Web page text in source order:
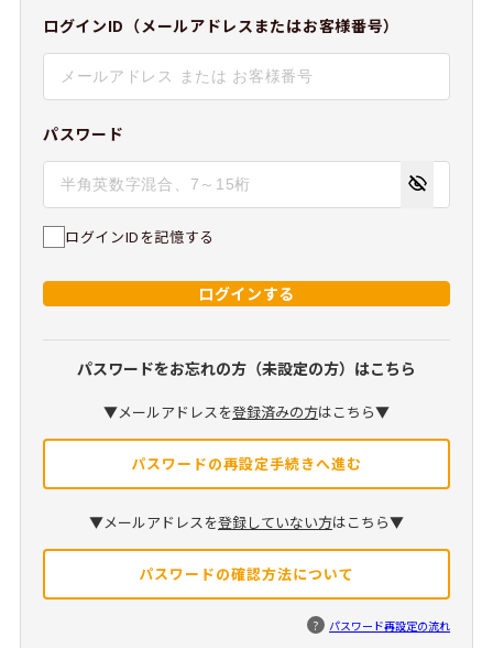
ログインID（メールアドレスまたはお客様番号）
パスワード
ログインIDを記憶する
ログインする
パスワードをお忘れの方（未設定の方）はこちら
▼メールアドレスを登録済みの方はこちら▼
パスワードの再設定手続きへ進む
▼メールアドレスを登録していない方はこちら▼
パスワードの確認方法について
? パスワード再設定の流れ